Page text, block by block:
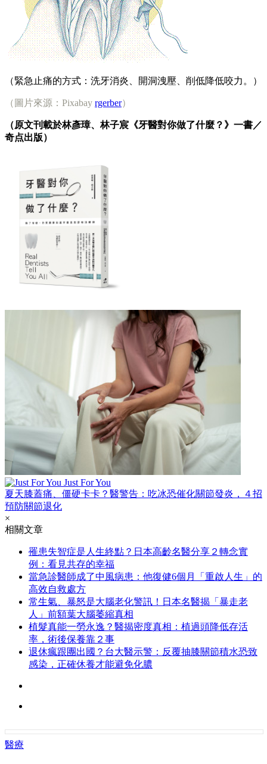
（緊急止痛的方式：洗牙消炎、開洞洩壓、削低降低咬力。）
（圖片來源：Pixabay rgerber）
（原文刊載於林彥璋、林子宸《牙醫對你做了什麼？》 一書／
奇点出版）​​
Just For You
夏天膝蓋痛、僵硬卡卡？醫警告：吃冰恐催化關節發炎，４招
預防關節退化
×
相關文章
罹患失智症是人生終點？日本高齡名醫分享２轉念實
例：看見共存的幸福
當急診醫師成了中風病患：他復健6個月「重啟人生」的
高效自救處方
常生氣、暴怒是大腦老化警訊！日本名醫揭「暴走老
人」前額葉大腦萎縮真相
植髮真能一勞永逸？醫揭密度真相：植過頭降低存活
率，術後保養靠２事
退休瘋跟團出國？台大醫示警：反覆抽膝關節積水恐致
感染，正確休養才能避免化膿
醫療